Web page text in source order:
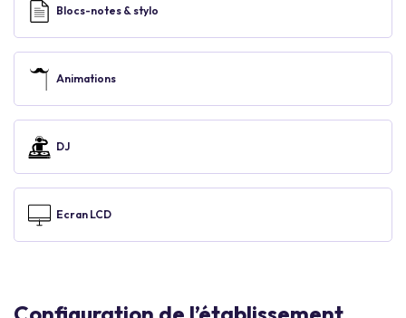
Blocs-notes & stylo
Animations
DJ
Ecran LCD